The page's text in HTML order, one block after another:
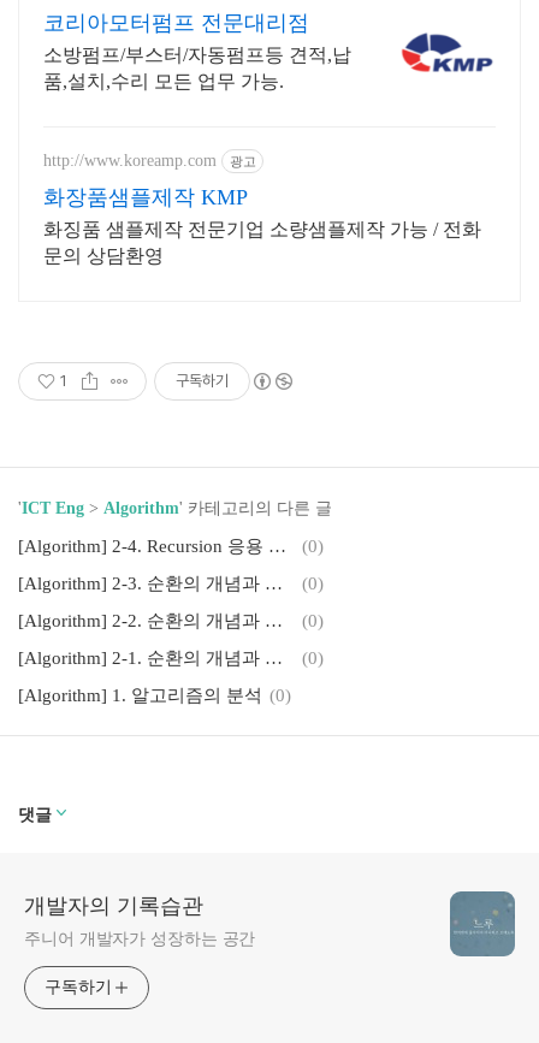
코리아모터펌프 전문대리점
소방펌프/부스터/자동펌프등 견적,납
품,설치,수리 모든 업무 가능.
http://www.koreamp.com 광고
화장품샘플제작 KMP
화징품 샘플제작 전문기업 소량샘플제작 가능 / 전화
문의 상담환영
1 구독하기
'ICT Eng > Algorithm' 카테고리의 다른 글
[Algorithm] 2-4. Recursion 응용 1 - 미로찾기 Java 구현
(0)
[Algorithm] 2-3. 순환의 개념과 기본 3 - Designing Recursion
(0)
[Algorithm] 2-2. 순환의 개념과 기본 2 - Recursive Thinking
(0)
[Algorithm] 2-1. 순환의 개념과 기본 1 - Recursion
(0)
[Algorithm] 1. 알고리즘의 분석 (0)
댓글
개발자의 기록습관
주니어 개발자가 성장하는 공간
구독하기